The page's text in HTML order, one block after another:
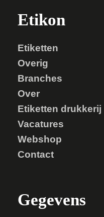
Etikon
Etiketten
Overig
Branches
Over
Etiketten drukkerij
Vacatures
Webshop
Contact
Gegevens